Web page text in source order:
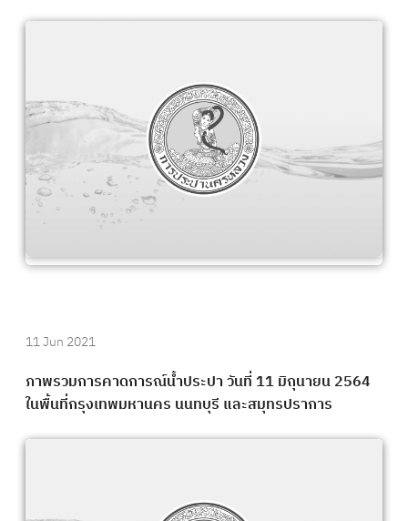
11 Jun 2021
ภาพรวมการคาดการณ์น้ำประปา วันที่ 11 มิถุนายน 2564
ในพื้นที่กรุงเทพมหานคร นนทบุรี และสมุทรปราการ